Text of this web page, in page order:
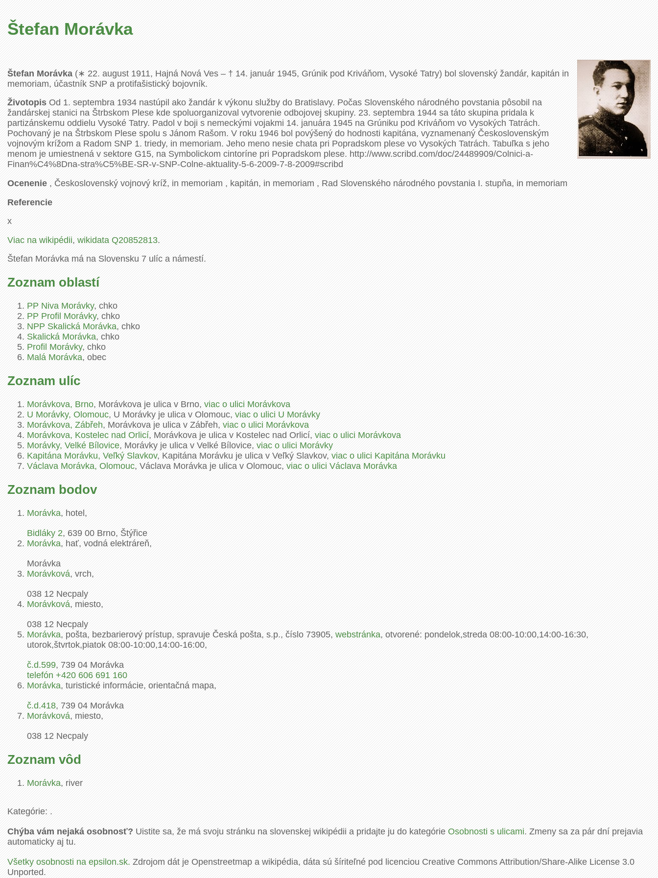
Štefan Morávka
Štefan Morávka(∗ 22. august 1911, Hajná Nová Ves – † 14. január 1945, Grúnik pod Kriváňom, Vysoké Tatry) bol slovenský žandár, kapitán in
memoriam, účastník SNP a protifašistický bojovník.
ŽivotopisOd 1. septembra 1934 nastúpil ako žandár k výkonu služby do Bratislavy. Počas Slovenského národného povstania pôsobil na
žandárskej stanici na Štrbskom Plese kde spoluorganizoval vytvorenie odbojovej skupiny. 23. septembra 1944 sa táto skupina pridala k
partizánskemu oddielu Vysoké Tatry. Padol v boji s nemeckými vojakmi 14. januára 1945 na Grúniku pod Kriváňom vo Vysokých Tatrách.
Pochovaný je na Štrbskom Plese spolu s Jánom Rašom. V roku 1946 bol povýšený do hodnosti kapitána, vyznamenaný Československým
vojnovým krížom a Radom SNP 1. triedy, in memoriam. Jeho meno nesie chata pri Popradskom plese vo Vysokých Tatrách. Tabuľka s jeho
menom je umiestnená v sektore G15, na Symbolickom cintoríne pri Popradskom plese. http://www.scribd.com/doc/24489909/Colnici-a-
Finan%C4%8Dna-stra%C5%BE-SR-v-SNP-Colne-aktuality-5-6-2009-7-8-2009#scribd
Ocenenie, Československý vojnový kríž, in memoriam , kapitán, in memoriam , Rad Slovenského národného povstania I. stupňa, in memoriam
Referencie
x
Viac na wikipédii,wikidata Q20852813.
Štefan Morávka má na Slovensku 7 ulíc a námestí.
Zoznam oblastí
PP Niva Morávky, chko
PP Profil Morávky, chko
NPP Skalická Morávka, chko
Skalická Morávka, chko
Profil Morávky, chko
Malá Morávka, obec
Zoznam ulíc
Morávkova, Brno, Morávkova je ulica v Brno,viac o ulici Morávkova
U Morávky, Olomouc, U Morávky je ulica v Olomouc,viac o ulici U Morávky
Morávkova, Zábřeh, Morávkova je ulica v Zábřeh,viac o ulici Morávkova
Morávkova, Kostelec nad Orlicí, Morávkova je ulica v Kostelec nad Orlicí,viac o ulici Morávkova
Morávky, Velké Bílovice, Morávky je ulica v Velké Bílovice,viac o ulici Morávky
Kapitána Morávku, Veľký Slavkov, Kapitána Morávku je ulica v Veľký Slavkov,viac o ulici Kapitána Morávku
Václava Morávka, Olomouc, Václava Morávka je ulica v Olomouc,viac o ulici Václava Morávka
Zoznam bodov
Morávka, hotel,
Bidláky2,639 00 Brno, Štýřice
Morávka, hať, vodná elektráreň,
Morávka
Morávková, vrch,
038 12 Necpaly
Morávková, miesto,
038 12 Necpaly
Morávka, pošta, bezbarierový prístup, spravuje Česká pošta, s.p., číslo 73905,webstránka, otvorené: pondelok,streda 08:00-10:00,14:00-16:30,
utorok,štvrtok,piatok 08:00-10:00,14:00-16:00,
č.d.599,739 04 Morávka
telefón +420 606 691 160
Morávka, turistické informácie, orientačná mapa,
č.d.418,739 04 Morávka
Morávková, miesto,
038 12 Necpaly
Zoznam vôd
Morávka, river
Kategórie: .
Chýba vám nejaká osobnosť?Uistite sa, že má svoju stránku na slovenskej wikipédii a pridajte ju do kategórieOsobnosti s ulicami. Zmeny sa za pár dní prejavia
automaticky aj tu.
Všetky osobnosti na epsilon.sk.Zdrojom dát je Openstreetmap a wikipédia, dáta sú šíriteľné pod licenciou Creative Commons Attribution/Share-Alike License 3.0
Unported.